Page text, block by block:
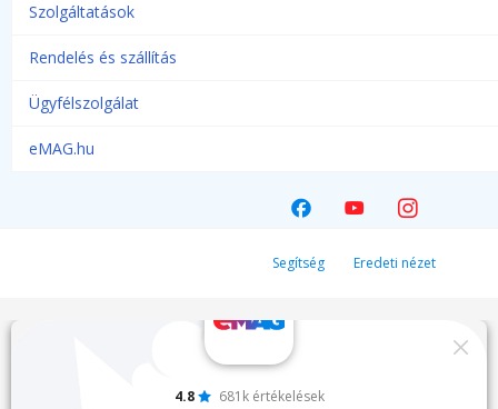
Szolgáltatások
Rendelés és szállítás
Ügyfélszolgálat
eMAG.hu
Segítség Eredeti nézet
4.8 681k értékelések